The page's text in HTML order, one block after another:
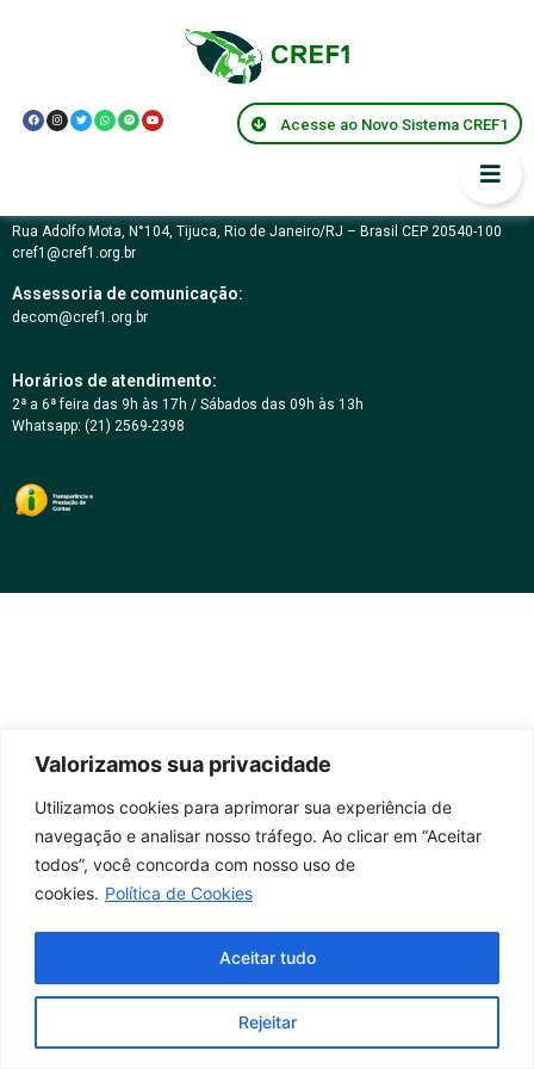
Valorizamos sua privacidade
Utilizamos cookies para aprimorar sua experiência de
navegação e analisar nosso tráfego. Ao clicar em “Aceitar
todos”, você concorda com nosso uso de
cookies. Política de Cookies
Rejeitar
Aceitar tudo
Acesse ao Novo Sistema CREF1
George Telles
Rua Adolfo Mota, N°104, Tijuca, Rio de Janeiro/RJ – Brasil CEP 20540-100
cref1@cref1.org.br
Assessoria de comunicação:
decom@cref1.org.br
Horários de atendimento:
2ª a 6ª feira das 9h às 17h / Sábados das 09h às 13h
Whatsapp: (21) 2569-2398